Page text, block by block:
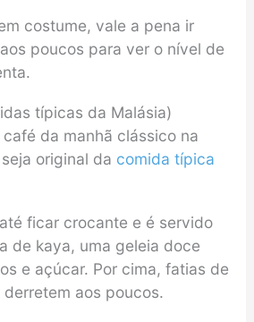
costume, vale a pena ir
poucos para ver o nível de
típicas da Malásia)
da manhã clássico na
original da comida típica
ficar crocante e é servido
de kaya, uma geleia doce
e açúcar. Por cima, fatias de
aos poucos.